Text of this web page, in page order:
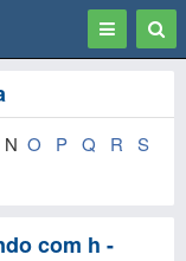
Toggle
N O P Q R
S
com h -